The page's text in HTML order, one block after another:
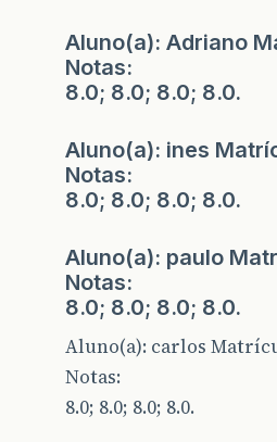
Aluno(a): Adriano
Notas:
8.0; 8.0; 8.0; 8.0.
Aluno(a): ines
Notas:
8.0; 8.0; 8.0; 8.0.
Aluno(a): paulo
Notas:
8.0; 8.0; 8.0; 8.0.
Aluno(a): carlos
Notas:
8.0; 8.0; 8.0; 8.0.